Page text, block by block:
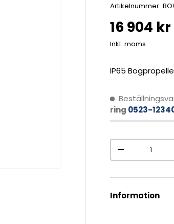
Artikelnummer:
16 904 kr
Inkl. moms
IP65
ring 0523-
Antal
-
Information